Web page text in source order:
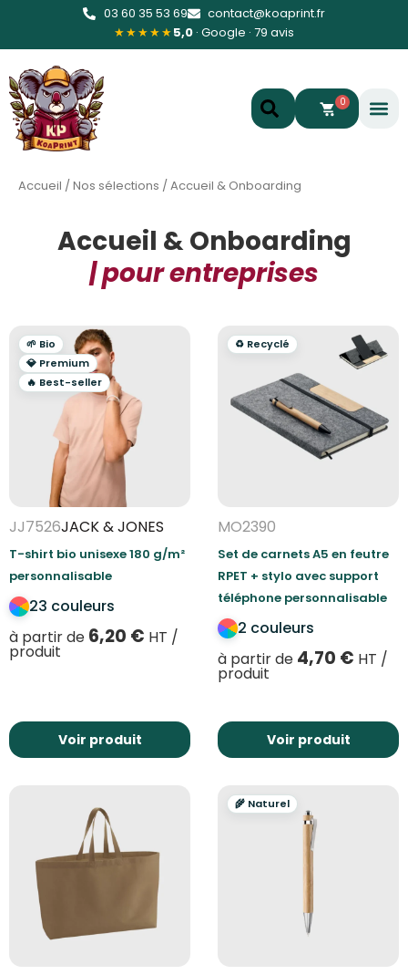
03 60 35 53 69
contact@koaprint.fr
★★★★★5,0 · Google · 79 avis
0
Accueil /Nos sélections /Accueil & Onboarding
Accueil & Onboarding
| pour entreprises
🌱 Bio
💎 Premium
🔥 Best-seller
JJ7526JACK & JONES
T-shirt bio unisexe 180 g/m²
personnalisable
23 couleurs
à partir de 6,20 € HT /
produit
Voir produit
♻️ Recyclé
MO2390
Set de carnets A5 en feutre
RPET + stylo avec support
téléphone personnalisable
2 couleurs
à partir de 4,70 € HT /
produit
Voir produit
🌾 Naturel